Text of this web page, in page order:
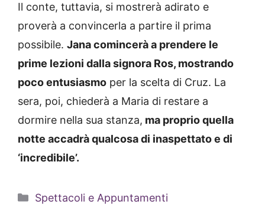
Il conte, tuttavia, si mostrerà adirato e
proverà a convincerla a partire il prima
possibile. Jana comincerà a prendere le
prime lezioni dalla signora Ros, mostrando
poco entusiasmo per la scelta di Cruz. La
sera, poi, chiederà a Maria di restare a
dormire nella sua stanza, ma proprio quella
notte accadrà qualcosa di inaspettato e di
‘incredibile’.
Categorie
Spettacoli e Appuntamenti